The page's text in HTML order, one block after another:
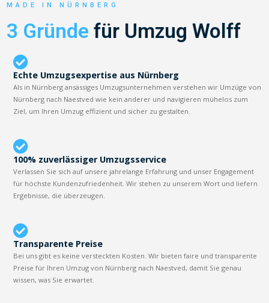
MADE IN NÜRNBERG
3 Gründe für Umzug Wolff
Echte Umzugsexpertise aus Nürnberg
Als in Nürnberg ansässiges Umzugsunternehmen verstehen wir Umzüge von
Nürnberg nach Naestved wie kein anderer und navigieren mühelos zum
Ziel, um Ihren Umzug effizient und sicher zu gestalten.
100% zuverlässiger Umzugsservice
Verlassen Sie sich auf unsere jahrelange Erfahrung und unser Engagement
für höchste Kundenzufriedenheit. Wir stehen zu unserem Wort und liefern
Ergebnisse, die überzeugen.
Transparente Preise
Bei uns gibt es keine versteckten Kosten. Wir bieten faire und transparente
Preise für Ihren Umzug von Nürnberg nach Naestved, damit Sie genau
wissen, was Sie erwartet.